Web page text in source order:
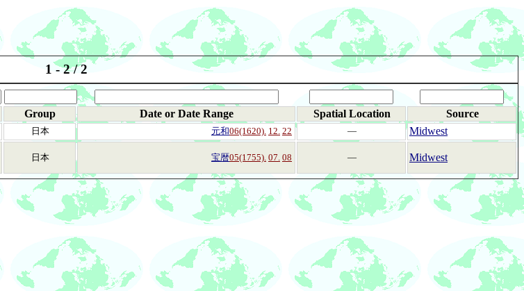
1 - 2 / 2
Group Date or Date Range Spatial Location Source
日本 元和06(1620). 12. 22 ―
Midwest
日本 宝暦05(1755). 07. 08 ― Midwest